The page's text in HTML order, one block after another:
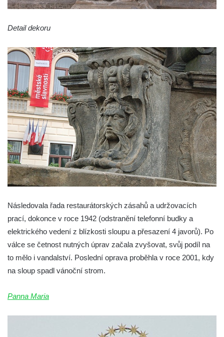
Sloup s kaplicí v Železném Brodě
Sloup s kaplicí v Hořicích
Sloup Panny Marie v Benešově nad
Ploučnicí
Sloup Panny Marie v Cebivi
Sloup Panny Marie v Kynšperku nad Ohří
Sloup Nejsvětější Trojice v Kynšperku nad
Ohří
Sloup Panny Marie ve Stříbře
Sloup svatého Floriána v Bezdružicích
Sloup Nejsvětější Trojice ve Žluticích
Místě
Sloup se sochami Ukřižovaného a Bolestné
Panny Marie u hřbitova v Místě
Sloup se sochou Ukřižovaného u hřbitova v
Místě
Pilíř s Ukřižovaným a reliéfem Bolestné
Sloup se sochou Ukřižovaného v Místě
Detail dekoru
Následovala řada restaurátorských zásahů a udržovacích
prací, dokonce v roce 1942 (odstranění telefonní budky a
elektrického vedení z blízkosti sloupu a přesazení 4 javorů). Po
válce se četnost nutných úprav začala zvyšovat, svůj podíl na
to mělo i vandalství. Poslední oprava proběhla v roce 2001, kdy
na sloup spadl vánoční strom.
Panna Maria